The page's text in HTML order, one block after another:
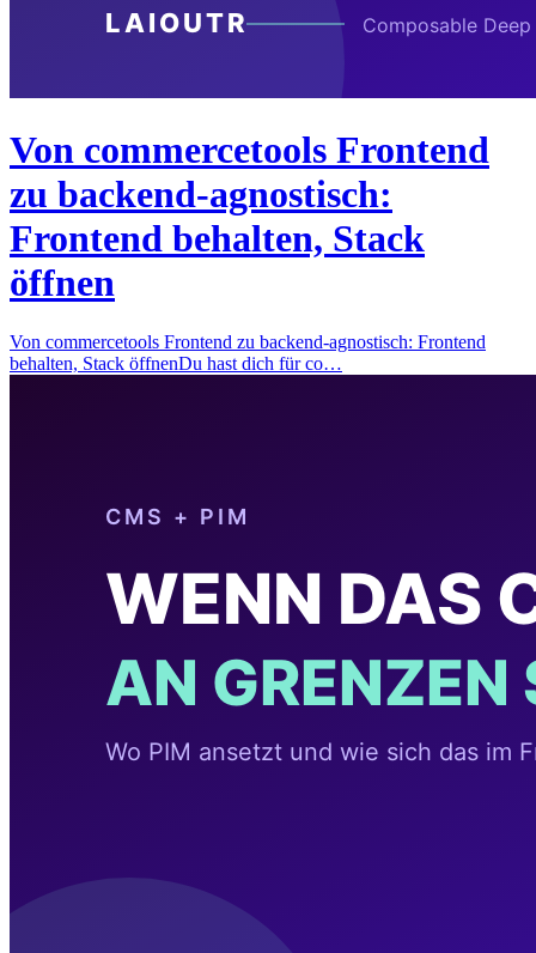
Von commercetools Frontend
zu backend-agnostisch:
Frontend behalten, Stack
öffnen
Von commercetools Frontend zu backend-agnostisch: Frontend
behalten, Stack öffnenDu hast dich für co…